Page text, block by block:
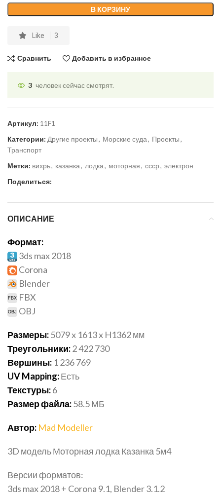
В КОРЗИНУ
Like 3
Сравнить Добавить в избранное
3 человек сейчас смотрят.
Артикул: 11F1
Категории: Другие проекты, Морские суда, Проекты,
Транспорт
Метки: вихрь, казанка, лодка, моторная, ссср, электрон
Поделиться:
ОПИСАНИЕ
Формат:
3ds max 2018
Corona
Blender
FBX
OBJ
Размеры:5079 x 1613 x H1362 мм
Треугольники:2 422 730
Вершины: 1 236 769
UV Mapping:Есть
Текстуры:6
Размер файла:58.5 МБ
Автор: Mad Modeller
3D модель Моторная лодка Казанка 5м4
Версии форматов:
3ds max 2018 + Corona 9.1, Blender 3.1.2